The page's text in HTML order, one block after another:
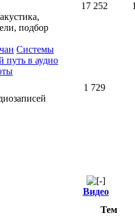
подбор
Системы
путь в аудио
17 252
1 729
Видео
Тем